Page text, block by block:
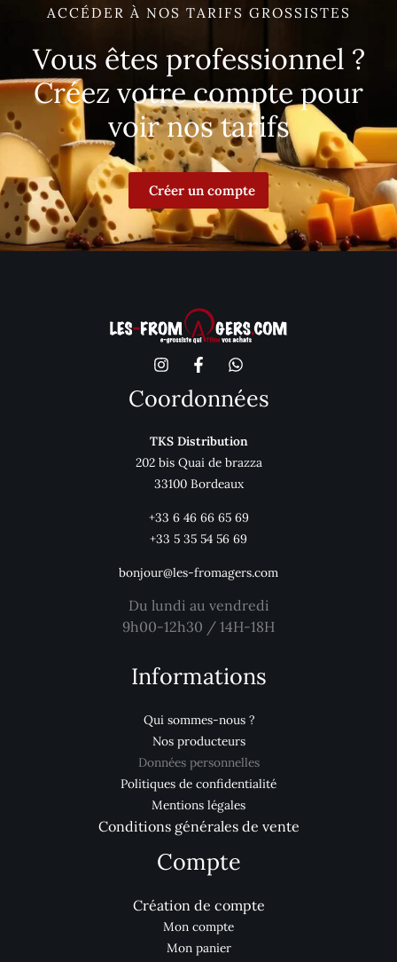
ACCÉDER À NOS TARIFS GROSSISTES
Vous êtes professionnel ?
Créez votre compte pour
voir nos tarifs
Créer un compte
Coordonnées
TKS Distribution
202 bis Quai de brazza
33100 Bordeaux
+33 6 46 66 65 69
+33 5 35 54 56 69
bonjour@les-fromagers.com
Du lundi au vendredi
9h00-12h30 / 14H-18H
Informations
Qui sommes-nous ?
Nos producteurs
Données personnelles
Politiques de confidentialité
Mentions légales
Conditions générales de vente
Compte
Création de compte
Mon compte
Mon panier